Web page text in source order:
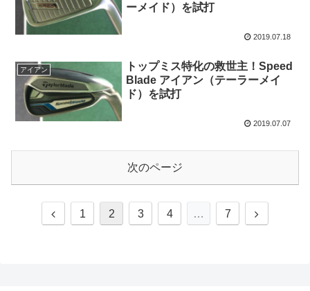
ーメイド）を試打
2019.07.18
アイアン
トップミス特化の救世主！Speed
Blade アイアン（テーラーメイ
ド）を試打
2019.07.07
次のページ
前
1 2 3 4 … 7
次